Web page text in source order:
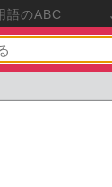
語のABC